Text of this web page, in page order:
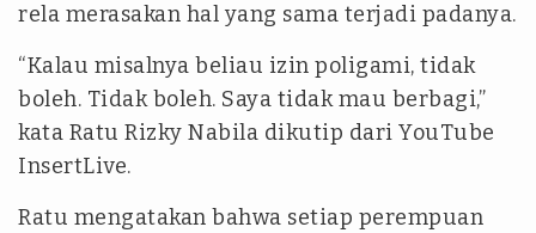
rela merasakan hal yang sama terjadi padanya.
“Kalau misalnya beliau izin poligami, tidak
boleh. Tidak boleh. Saya tidak mau berbagi,”
kata Ratu Rizky Nabila dikutip dari YouTube
InsertLive.
Ratu mengatakan bahwa setiap perempuan